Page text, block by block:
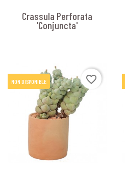
Crassula Perforata
'Conjuncta'
NON DISPONIBLE favorite_border